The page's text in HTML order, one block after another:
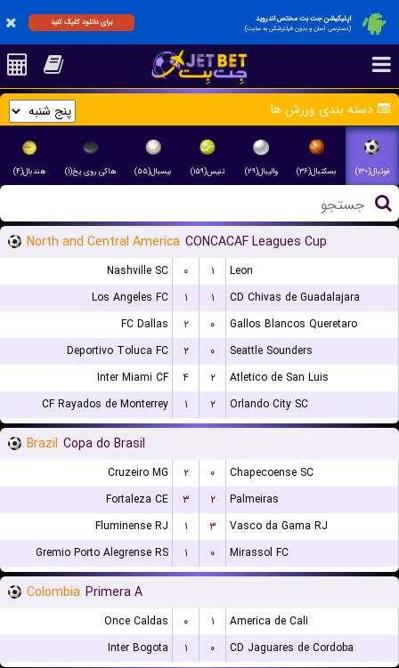
اپلیکیشن جت بت مختص اندروید
(دسترسی آسان و بدون فیلترشکن به سایت)
برای دانلود کلیک کنید
دسته بندی ورزش ها
فوتبال(۱۳۰) بسکتبال(۳۶) والیبال(۲۹) تنیس(۱۵۹) بیسبال(۵۵) هاکی روی یخ(۱) هندبال(۴)
North and Central America CONCACAF Leagues Cup
Nashville SC ۰ ۱
Leon
Los Angeles FC
۱ ۱
CD Chivas de Guadalajara
FC Dallas
۲ ۰
Gallos Blancos Queretaro
Deportivo Toluca FC
۲ ۰
Seattle Sounders
Inter Miami CF
۴ ۲
Atletico de San Luis
CF Rayados de Monterrey
۱ ۲ Orlando City SC
Brazil Copa do Brasil
Cruzeiro MG ۲ ۰
Chapecoense SC
Fortaleza CE
۳ ۲
Palmeiras
Fluminense RJ
۱ ۳
Vasco da Gama RJ
Gremio Porto Alegrense RS
۱ ۰ Mirassol FC
Colombia Primera A
Once Caldas ۰ ۱
America de Cali
Inter Bogota
۱ ۰ CD Jaguares de Cordoba